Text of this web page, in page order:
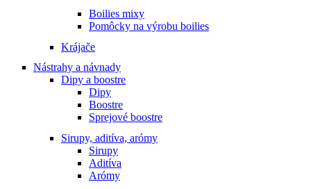
Boilies mixy
Pomôcky na výrobu boilies
Krájače
Nástrahy a návnady
Dipy a boostre
Dipy
Boostre
Sprejové boostre
Sirupy, aditíva, arómy
Sirupy
Aditíva
Arómy